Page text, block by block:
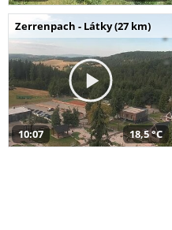
Zerrenpach - Látky (27 km)
10:07 18,5 °C